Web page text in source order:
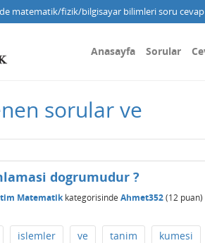
matematik/fizik/bilgisayar bilimleri soru
Anasayfa Sorular
sorular ve
dogrumudur ?
Matematikkategorisinde Ahmet352(12 puan)
islemler ve tanim kumesi